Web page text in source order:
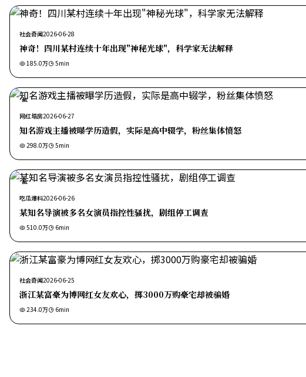
社会奇闻2026-06-28
神奇！四川某村连续十年出现"神秘光球"，科学家无法解释
185.0万 5min
热
网红塌房2026-06-27
知名游戏主播被曝学历造假，实际是高中辍学，粉丝集体愤怒
298.0万 5min
热
吃瓜爆料2026-06-26
某知名导演被多名女演员指控性骚扰，剧组停工调查
510.0万 6min
社会奇闻2026-06-25
浙江某富豪为博网红女友欢心，掷3000万购豪宅却被骗婚
234.0万 6min